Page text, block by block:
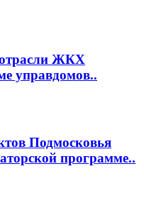
отрасли ЖКХ
управдомов..
Подмосковья
программе..